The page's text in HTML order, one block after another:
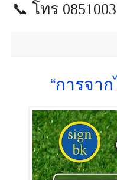
📞 โทร
“การจา